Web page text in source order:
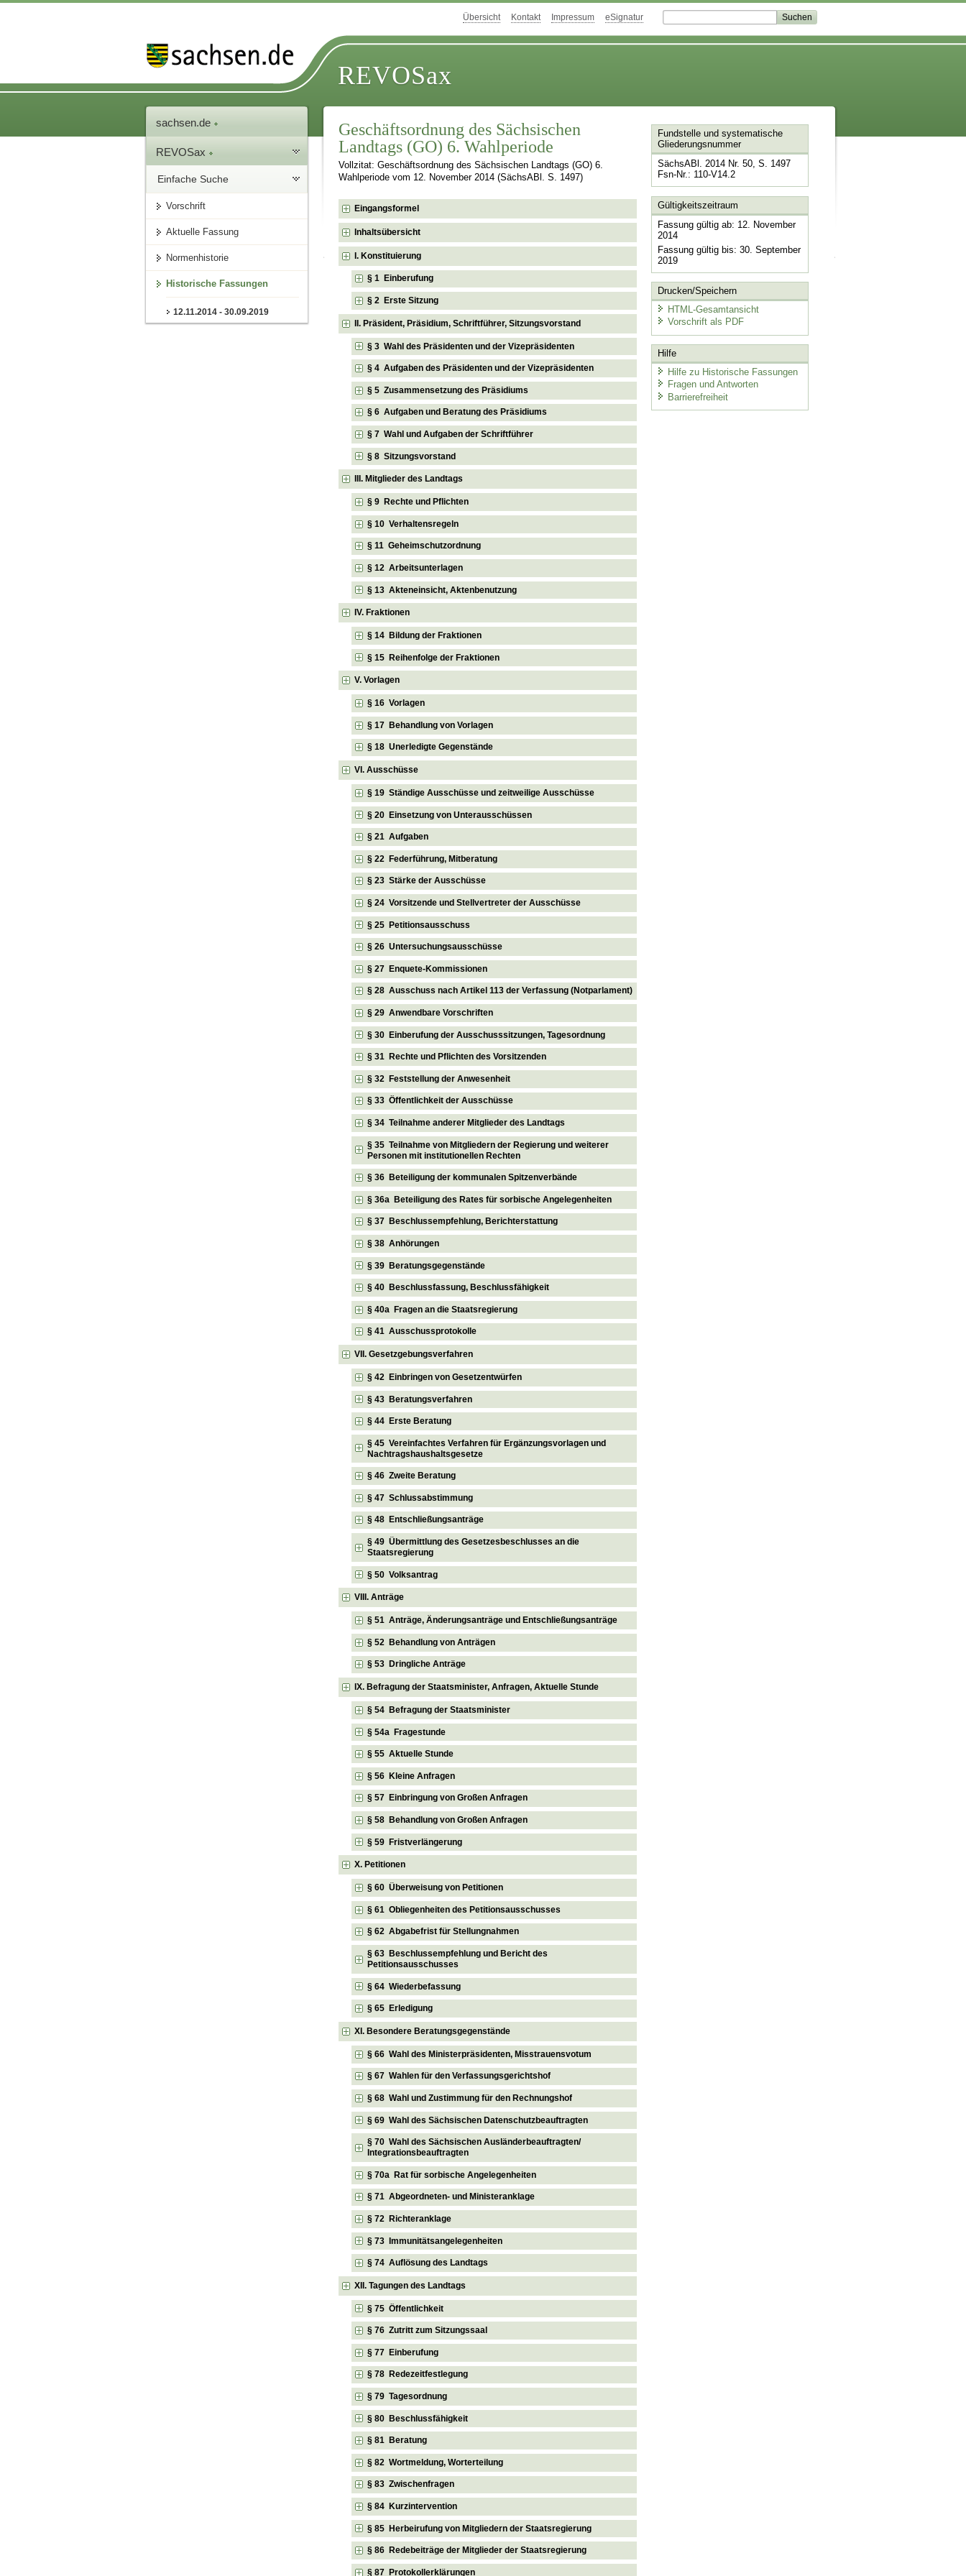
Übersicht Kontakt Impressum eSignatur
REVOSax
sachsen.de
REVOSax
Einfache Suche
Vorschrift
Aktuelle Fassung
Normenhistorie
Historische Fassungen
12.11.2014 - 30.09.2019
Geschäftsordnung des Sächsischen
Landtags (GO) 6. Wahlperiode
Vollzitat: Geschäftsordnung des Sächsischen Landtags (GO) 6.
Wahlperiode vom 12. November 2014 (SächsABl. S. 1497)
Eingangsformel
Inhaltsübersicht
I. Konstituierung
§ 1 Einberufung
§ 2 Erste Sitzung
II. Präsident, Präsidium, Schriftführer, Sitzungsvorstand
§ 3 Wahl des Präsidenten und der Vizepräsidenten
§ 4 Aufgaben des Präsidenten und der Vizepräsidenten
§ 5 Zusammensetzung des Präsidiums
§ 6 Aufgaben und Beratung des Präsidiums
§ 7 Wahl und Aufgaben der Schriftführer
§ 8 Sitzungsvorstand
III. Mitglieder des Landtags
§ 9 Rechte und Pflichten
§ 10 Verhaltensregeln
§ 11 Geheimschutzordnung
§ 12 Arbeitsunterlagen
§ 13 Akteneinsicht, Aktenbenutzung
IV. Fraktionen
§ 14 Bildung der Fraktionen
§ 15 Reihenfolge der Fraktionen
V. Vorlagen
§ 16 Vorlagen
§ 17 Behandlung von Vorlagen
§ 18 Unerledigte Gegenstände
VI. Ausschüsse
§ 19 Ständige Ausschüsse und zeitweilige Ausschüsse
§ 20 Einsetzung von Unterausschüssen
§ 21 Aufgaben
§ 22 Federführung, Mitberatung
§ 23 Stärke der Ausschüsse
§ 24 Vorsitzende und Stellvertreter der Ausschüsse
§ 25 Petitionsausschuss
§ 26 Untersuchungsausschüsse
§ 27 Enquete-Kommissionen
§ 28 Ausschuss nach Artikel 113 der Verfassung (Notparlament)
§ 29 Anwendbare Vorschriften
§ 30 Einberufung der Ausschusssitzungen, Tagesordnung
§ 31 Rechte und Pflichten des Vorsitzenden
§ 32 Feststellung der Anwesenheit
§ 33 Öffentlichkeit der Ausschüsse
§ 34 Teilnahme anderer Mitglieder des Landtags
§ 35 Teilnahme von Mitgliedern der Regierung und weiterer
Personen mit institutionellen Rechten
§ 36 Beteiligung der kommunalen Spitzenverbände
§ 36a Beteiligung des Rates für sorbische Angelegenheiten
§ 37 Beschlussempfehlung, Berichterstattung
§ 38 Anhörungen
§ 39 Beratungsgegenstände
§ 40 Beschlussfassung, Beschlussfähigkeit
§ 40a Fragen an die Staatsregierung
§ 41 Ausschussprotokolle
VII. Gesetzgebungsverfahren
§ 42 Einbringen von Gesetzentwürfen
§ 43 Beratungsverfahren
§ 44 Erste Beratung
§ 45 Vereinfachtes Verfahren für Ergänzungsvorlagen und
Nachtragshaushaltsgesetze
§ 46 Zweite Beratung
§ 47 Schlussabstimmung
§ 48 Entschließungsanträge
§ 49 Übermittlung des Gesetzesbeschlusses an die
Staatsregierung
§ 50 Volksantrag
VIII. Anträge
§ 51 Anträge, Änderungsanträge und Entschließungsanträge
§ 52 Behandlung von Anträgen
§ 53 Dringliche Anträge
IX. Befragung der Staatsminister, Anfragen, Aktuelle Stunde
§ 54 Befragung der Staatsminister
§ 54a Fragestunde
§ 55 Aktuelle Stunde
§ 56 Kleine Anfragen
§ 57 Einbringung von Großen Anfragen
§ 58 Behandlung von Großen Anfragen
§ 59 Fristverlängerung
X. Petitionen
§ 60 Überweisung von Petitionen
§ 61 Obliegenheiten des Petitionsausschusses
§ 62 Abgabefrist für Stellungnahmen
§ 63 Beschlussempfehlung und Bericht des
Petitionsausschusses
§ 64 Wiederbefassung
§ 65 Erledigung
XI. Besondere Beratungsgegenstände
§ 66 Wahl des Ministerpräsidenten, Misstrauensvotum
§ 67 Wahlen für den Verfassungsgerichtshof
§ 68 Wahl und Zustimmung für den Rechnungshof
§ 69 Wahl des Sächsischen Datenschutzbeauftragten
§ 70 Wahl des Sächsischen Ausländerbeauftragten/
Integrationsbeauftragten
§ 70a Rat für sorbische Angelegenheiten
§ 71 Abgeordneten- und Ministeranklage
§ 72 Richteranklage
§ 73 Immunitätsangelegenheiten
§ 74 Auflösung des Landtags
XII. Tagungen des Landtags
§ 75 Öffentlichkeit
§ 76 Zutritt zum Sitzungssaal
§ 77 Einberufung
§ 78 Redezeitfestlegung
§ 79 Tagesordnung
§ 80 Beschlussfähigkeit
§ 81 Beratung
§ 82 Wortmeldung, Worterteilung
§ 83 Zwischenfragen
§ 84 Kurzintervention
§ 85 Herbeirufung von Mitgliedern der Staatsregierung
§ 86 Redebeiträge der Mitglieder der Staatsregierung
§ 87 Protokollerklärungen
Fundstelle und systematische
Gliederungsnummer
SächsABl. 2014 Nr. 50, S. 1497
Fsn-Nr.: 110-V14.2
Gültigkeitszeitraum
Fassung gültig ab: 12. November
2014
Fassung gültig bis: 30. September
2019
Drucken/Speichern
HTML-Gesamtansicht
Vorschrift als PDF
Hilfe
Hilfe zu Historische Fassungen
Fragen und Antworten
Barrierefreiheit